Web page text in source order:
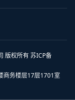
版权所有 苏ICP备
商务楼层17层1701室